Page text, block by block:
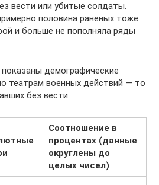
вести или убитые солдаты.
половина раненых тоже
и больше не пополняла ряды
демографические
театрам военных действий — то
без вести.
Соотношение в
процентах (данные
округлены до
целых чисел)